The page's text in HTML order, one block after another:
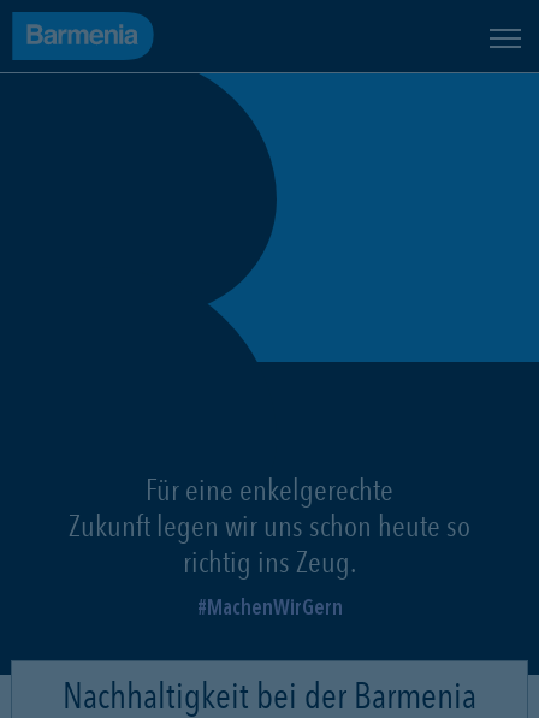
Für eine enkelgerechte
Zukunft legen wir uns schon heute so
richtig ins Zeug.
MachenWirGern
Nachhaltigkeit bei der Barmenia